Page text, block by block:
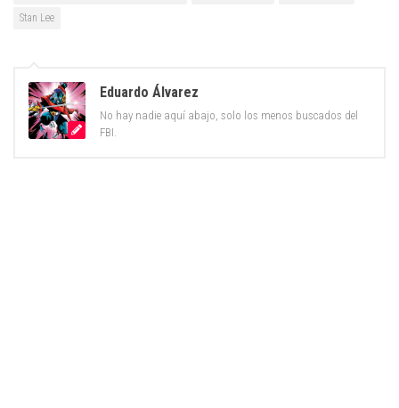
Stan Lee
Eduardo Álvarez
No hay nadie aquí abajo, solo los menos buscados del
FBI.